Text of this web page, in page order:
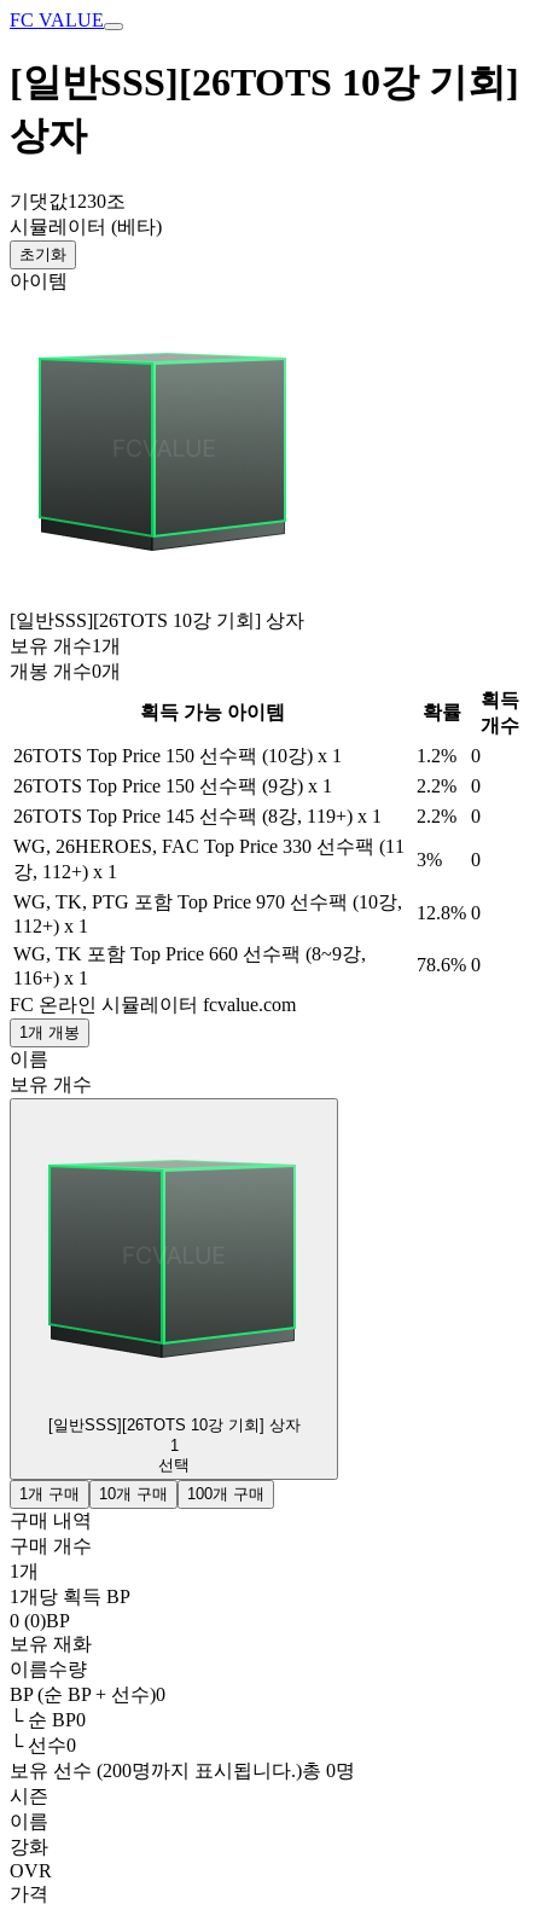
FC VALUE
[일반SSS][26TOTS 10강 기회]
상자
기댓값1230조
시뮬레이터 (베타)
초기화
아이템
[일반SSS][26TOTS 10강 기회] 상자
보유 개수1개
개봉 개수0개
획득 가능 아이템
확률
획득
개수
26TOTS Top Price 150 선수팩 (10강) x 1
1.2%
0
26TOTS Top Price 150 선수팩 (9강) x 1
2.2%
0
26TOTS Top Price 145 선수팩 (8강, 119+) x 1
2.2%
0
WG, 26HEROES, FAC Top Price 330 선수팩 (11
강, 112+) x 1
3% 0
WG, TK, PTG 포함 Top Price 970 선수팩 (10강,
112+) x 1
12.8% 0
WG, TK 포함 Top Price 660 선수팩 (8~9강,
116+) x 1
78.6% 0
FC 온라인 시뮬레이터 fcvalue.com
1개 개봉
이름
보유 개수
[일반SSS][26TOTS 10강 기회] 상자
1
선택
1개 구매
10개 구매 100개 구매
구매 내역
구매 개수
1개
1개당 획득 BP
0 (0)BP
보유 재화
이름수량
BP (순 BP + 선수)0
└ 순 BP0
└ 선수0
보유 선수 (200명까지 표시됩니다.)총 0명
시즌
이름
강화
OVR
가격